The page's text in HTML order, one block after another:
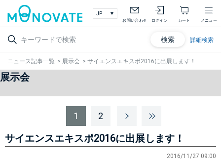
お問い合わせ ログイン カート メニュー
検索 詳細検索
ニュース記事一覧 > 展示会 > サイエンスエキスポ2016に出展します！
展示会
1 2
サイエンスエキスポ2016に出展します！
2016/11/27 09:00